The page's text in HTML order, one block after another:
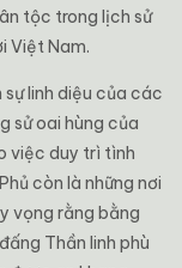
tộc trong lịch sử
Việt Nam.
linh diệu của các
sử oai hùng của
việc duy trì tình
còn là những nơi
vọng rằng bằng
Thần linh phù